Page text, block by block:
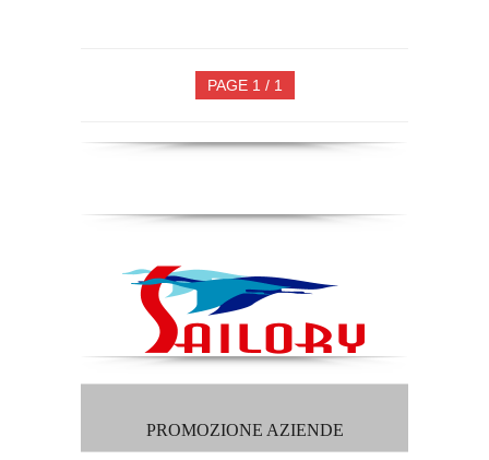
PAGE 1 / 1
PROMOZIONE AZIENDE